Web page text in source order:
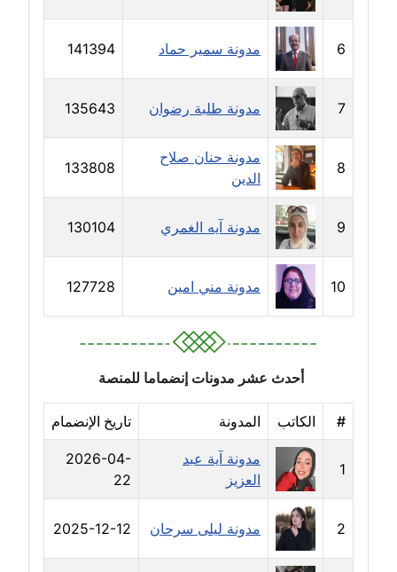
مدونة جهاد عبد الحميد
عاملة
مدونة جهاد غازي
عاملة
مدونة جواد الحربي
عاملة
مدونة جيهان عفيفي
عاملة
مدونة جيهان عوض
عاملة
مدونة حاتم سلامة
مدونة حجازي يونس
عاملة
مدونة حسن رجب
عاملة
مدونة حسن غريب
معلق
6 مدونة سمير حماد 141394
7 مدونة طلبة رضوان 135643
8
مدونة حنان صلاح
الدين
133808
9 مدونة آيه الغمري 130104
10 مدونة مني امين 127728
أحدث عشر مدونات إنضماما للمنصة
# الكاتب المدونة تاريخ الإنضمام
1
مدونة آية عبد
العزيز
2026-04-
22
2 مدونة ليلى سرحان 2025-12-12